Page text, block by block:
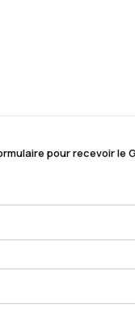
pour recevoir le